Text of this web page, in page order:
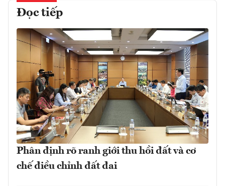
Đọc tiếp
Phân định rõ ranh giới thu hồi đất và cơ
chế điều chỉnh đất đai